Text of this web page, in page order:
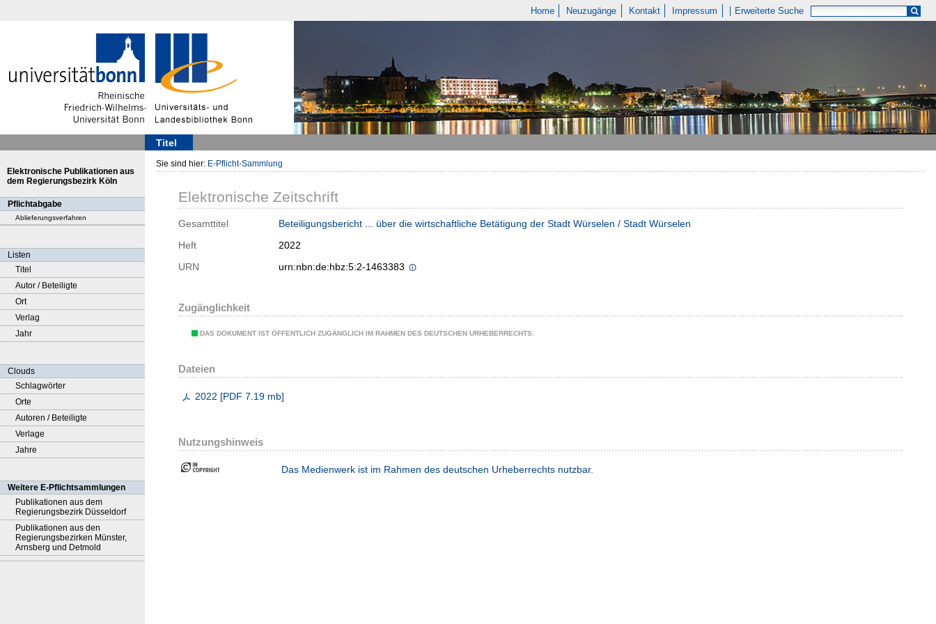
Home Neuzugänge Kontakt Impressum Erweiterte Suche
Titel
Elektronische Publikationen aus
dem Regierungsbezirk Köln
Pflichtabgabe
Ablieferungsverfahren
Listen
Titel
Autor / Beteiligte
Ort
Verlag
Jahr
Clouds
Schlagwörter
Orte
Autoren / Beteiligte
Verlage
Jahre
Weitere E-Pflichtsammlungen
Publikationen aus dem
Regierungsbezirk Düsseldorf
Publikationen aus den
Regierungsbezirken Münster,
Arnsberg und Detmold
Sie sind hier: E-Pflicht-Sammlung
Elektronische Zeitschrift
Gesamttitel
Beteiligungsbericht ... über die wirtschaftliche Betätigung der Stadt Würselen / Stadt Würselen
Heft
2022
URN
urn:nbn:de:hbz:5:2-1463383
Zugänglichkeit
DAS DOKUMENT IST ÖFFENTLICH ZUGÄNGLICH IM RAHMEN DES DEUTSCHEN URHEBERRECHTS.
Dateien
2022 [PDF 7.19 mb]
Nutzungshinweis
Das Medienwerk ist im Rahmen des deutschen Urheberrechts nutzbar.